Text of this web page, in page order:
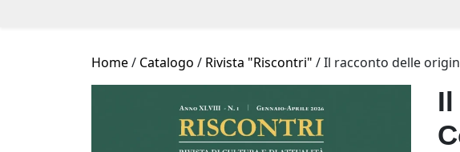
Home/ Catalogo / Rivista "Riscontri" / Il racconto delle